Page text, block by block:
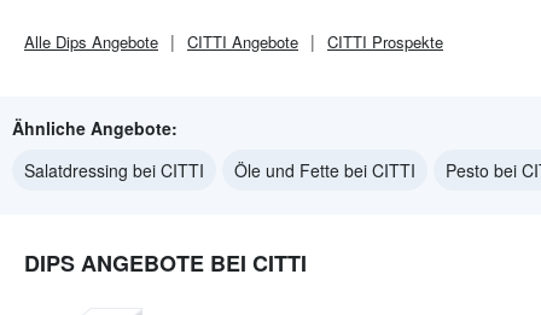
Alle Dips Angebote CITTI Angebote CITTI Prospekte
Ähnliche Angebote:
Salatdressing bei CITTI
Öle und Fette bei CITTI Pesto bei
DIPS ANGEBOTE BEI CITTI